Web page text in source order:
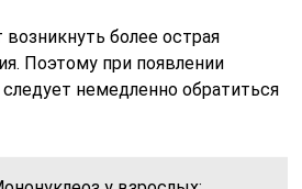
более острая
Поэтому при появлении
немедленно обратиться